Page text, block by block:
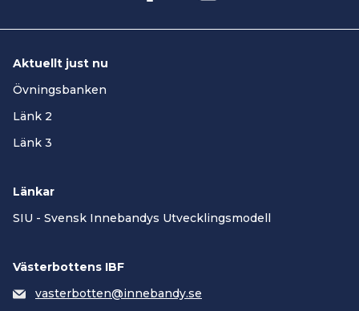
Aktuellt just nu
Övningsbanken
Länk 2
Länk 3
Länkar
SIU - Svensk Innebandys Utvecklingsmodell
Västerbottens IBF
vasterbotten@innebandy.se